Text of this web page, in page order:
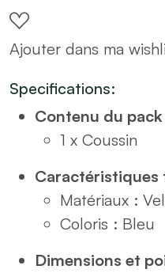
bleu
nuit
quantity
Ajouter dans ma
Specifications:
Contenu du pack
1 x Coussin
Caractéristiques
Matériaux :
Coloris : Bleu
Dimensions et